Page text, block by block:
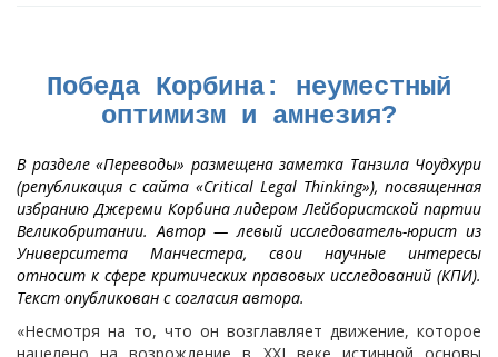
Победа Корбина: неуместный
оптимизм и амнезия?
В разделе «Переводы» размещена заметка Танзила Чоудхури
(републикация с сайта «Critical Legal Thinking»), посвященная
избранию Джереми Корбина лидером Лейбористской партии
Великобритании. Автор — левый исследователь-юрист из
Университета Манчестера, свои научные интересы
относит к сфере критических правовых исследований (КПИ).
Текст опубликован с согласия автора.
«Несмотря на то, что он возглавляет движение, которое